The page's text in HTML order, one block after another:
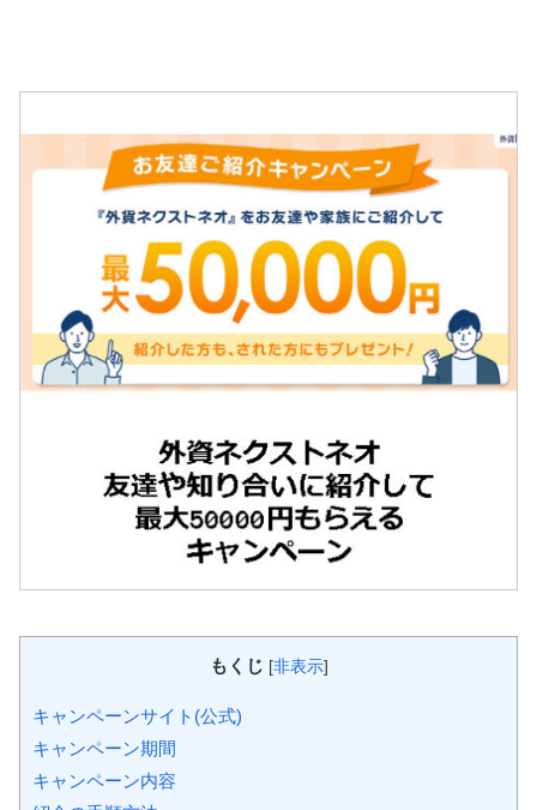
もくじ [非表示]
キャンペーンサイト(公式)
キャンペーン期間
キャンペーン内容